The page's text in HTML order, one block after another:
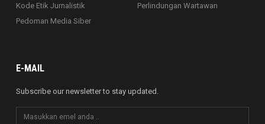
Kode Etik Jurnalistik
Pedoman Media Siber
Perlindungan Wartawan
E-MAIL
Subscribe our newsletter to stay updated.